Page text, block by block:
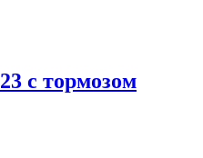
с тормозом